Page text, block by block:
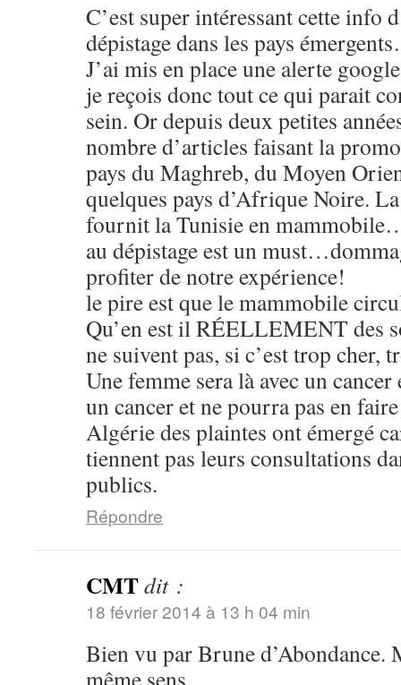
C’est super intéressant cette info
dépistage dans les pays
J’ai mis en place une alerte
je reçois donc tout ce qui parait
sein. Or depuis deux petites
nombre d’articles faisant la
pays du Maghreb, du Moyen
quelques pays d’Afrique Noire.
fournit la Tunisie en
au dépistage est un
profiter de notre expérience!
le pire est que le mammobile
Qu’en est il RÉELLEMENT des
ne suivent pas, si c’est trop cher,
Une femme sera là avec un cancer
un cancer et ne pourra pas en
Algérie des plaintes ont émergé
tiennent pas leurs consultations
publics.
Répondre
CMTdit :
18 février 2014 à 13 h 04 min
Bien vu par Brune d’Abondance.